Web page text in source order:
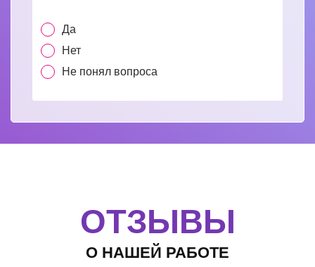
Да
Нет
Не понял вопроса
ОТЗЫВЫ
О НАШЕЙ РАБОТЕ